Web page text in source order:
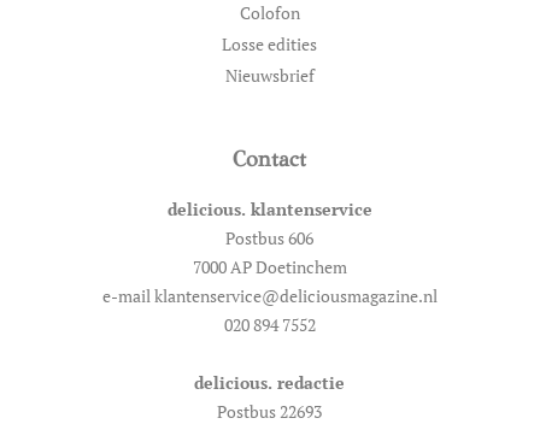
Colofon
Losse edities
Nieuwsbrief
Contact
delicious. klantenservice
Postbus 606
7000 AP Doetinchem
e-mail klantenservice@deliciousmagazine.nl
020 894 7552
delicious. redactie
Postbus 22693